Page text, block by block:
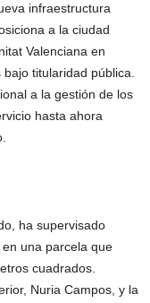
infraestructura
a la ciudad
Valenciana en
titularidad pública.
a la gestión de los
hasta ahora
ha supervisado
una parcela que
cuadrados.
Nuria Campos, y la